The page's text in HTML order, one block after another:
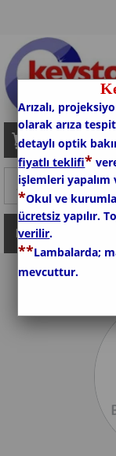
Kategoriler
Arızalı,
olarak arıza
detaylı optik
fiyatlı teklifi*
işlemleri yapalım
*Okul ve
ücretsiz yapılır.
verilir.
**Lambalarda;
mevcuttur.